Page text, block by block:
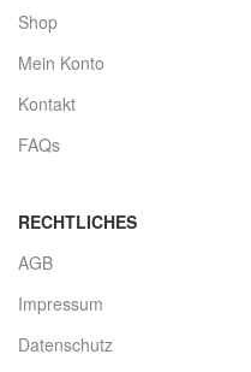
Shop
Mein Konto
Kontakt
FAQs
RECHTLICHES
AGB
Impressum
Datenschutz